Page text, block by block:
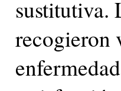
sustitutiva.
recogieron